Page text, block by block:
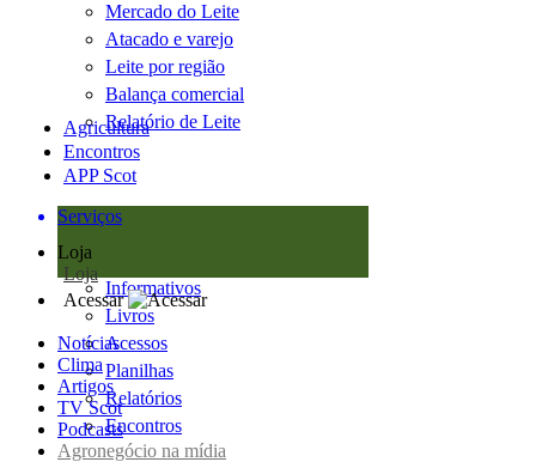
Mercado do Leite
Atacado e varejo
Leite por região
Balança comercial
Relatório de Leite
Agricultura
Encontros
APP Scot
Serviços
Loja
Loja
Informativos
Livros
Acessos
Planilhas
Relatórios
Encontros
Acessar
Notícias
Clima
Artigos
TV Scot
Podcasts
Agronegócio na mídia